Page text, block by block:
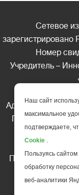
Сетевое
зарегистрировано
Номер
Учредитель –
Адрес редакции:
Петрозаводск,
Телефон
Перепечатка
Ссылка на
Наш сайт
максимальное
подтверждаете,
Cookie .
Пользуясь
обработку
веб-аналитики